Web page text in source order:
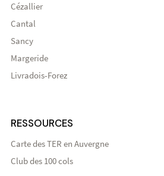
Cézallier
Cantal
Sancy
Margeride
Livradois-Forez
RESSOURCES
Carte des TER en Auvergne
Club des 100 cols